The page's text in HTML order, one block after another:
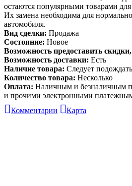
остаются популярными товарами
Их замена необходима для
автомобиля.
Вид сделки: Продажа
Состояние: Новое
Возможность предоставить
Возможность доставки: Есть
Наличие товара: Следует подождать
Количество товара: Несколько
Оплата: Наличным и безналичным
и прочими электронными
Комментарии
Карта